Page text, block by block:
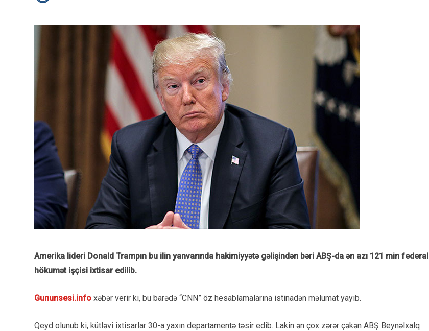
Amerika lideri Donald Trampın bu ilin yanvarında hakimiyyətə gəlişindən bəri ABŞ-da ən azı 121 min federal
hökumət işçisi ixtisar edilib.
Gununsesi.info xəbər verir ki, bu barədə “CNN” öz hesablamalarına istinadən məlumat yayıb.
Qeyd olunub ki, kütləvi ixtisarlar 30-a yaxın departamentə təsir edib. Lakin ən çox zərər çəkən ABŞ Beynəlxalq